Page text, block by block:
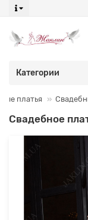
Категории
платья
Свадебное